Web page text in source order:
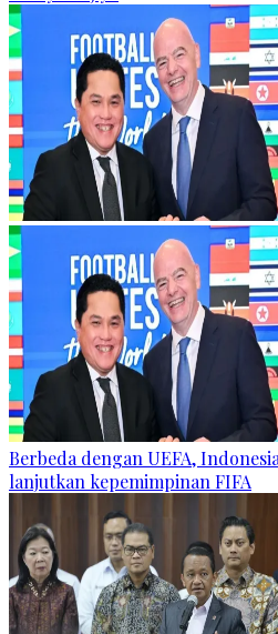
Berbeda dengan UEFA,
lanjutkan kepemimpinan FIFA